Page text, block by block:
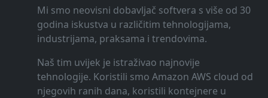
Mi smo neovisni dobavljač softvera s više od 30
godina iskustva u različitim tehnologijama,
industrijama, praksama i trendovima.
Naš tim uvijek je istraživao najnovije
tehnologije. Koristili smo Amazon AWS cloud od
njegovih ranih dana, koristili kontejnere u